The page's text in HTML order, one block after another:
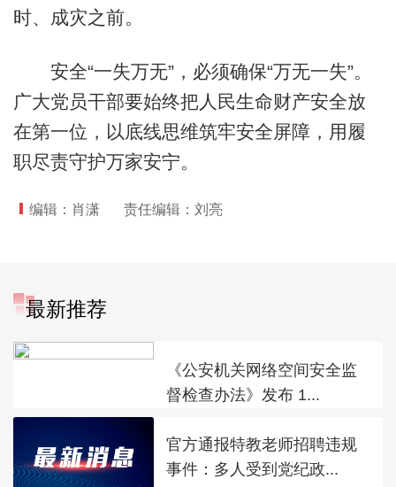
时、成灾之前。
安全“一失万无”，必须确保“万无一失”。
广大党员干部要始终把人民生命财产安全放
在第一位，以底线思维筑牢安全屏障，用履
职尽责守护万家安宁。
编辑：肖潇 责任编辑：刘亮
最新推荐
《公安机关网络空间安全监
督检查办法》发布 1...
官方通报特教老师招聘违规
事件：多人受到党纪政...